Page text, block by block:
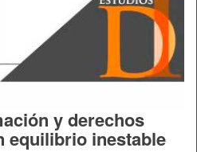
y derechos
equilibrio inestable